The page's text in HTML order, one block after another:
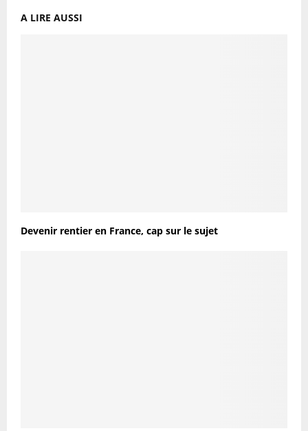
A LIRE AUSSI
Devenir rentier en France, cap sur le sujet